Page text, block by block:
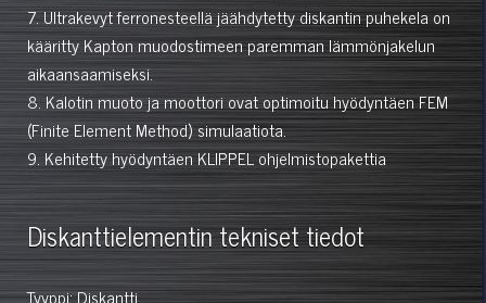
7. Ultrakevyt ferronesteellä jäähdytetty diskantin puhekela on
kääritty Kapton muodostimeen paremman lämmönjakelun
aikaansaamiseksi.
8. Kalotin muoto ja moottori ovat optimoitu hyödyntäen FEM
(Finite Element Method) simulaatiota.
9. Kehitetty hyödyntäen KLIPPEL ohjelmistopakettia
Diskanttielementin tekniset tiedot
Tyyppi: Diskantti